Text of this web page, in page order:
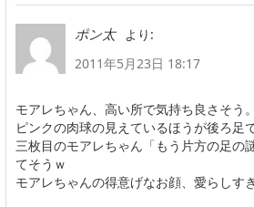
ポン太
より:
2011年5月23日 18:17
モアレちゃん、高い所で気持ち良さそう。
ピンクの肉球の見えているほうが後ろ足
三枚目のモアレちゃん「もう片方の足の
てそうｗ
モアレちゃんの得意げなお顔、愛らしすぎ